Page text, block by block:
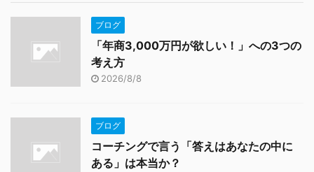
ブログ
「年商3,000万円が欲しい！」への3つの
考え方
2026/8/8
ブログ
コーチングで言う「答えはあなたの中に
ある」は本当か？